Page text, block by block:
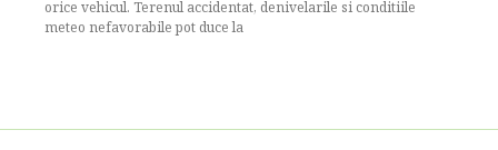
orice vehicul. Terenul accidentat, denivelarile si conditiile
meteo nefavorabile pot duce la